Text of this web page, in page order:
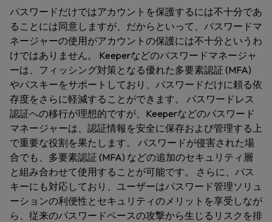
パスワードだけではアカウントを保護するには不十分であ
ることには同意しますが、だからといって、パスワードマ
ネージャーの使用がアカウントの保護には不十分というわ
けではありません。 Keeperなどのパスワードマネージャ
ーは、フィッシング対策となる優れた多要素認証 (MFA)
やパスキーをサポートしており、パスワードだけに頼る依
存度をさらに軽減することができます。 パスワードレス
認証への移行が理想的ですが、Keeperなどのパスワード
マネージャーは、認証情報を安全に保存および管理する上
で重要な役割を果たします。 パスワードが侵害された場
合でも、多要素認証 (MFA) などの追加のセキュリティ層
と組み合わせて使用することが可能です。 さらに、パス
キーにも対応しており、ユーザーはパスワード管理ソリュ
ーションの利便性とセキュリティのメリットを享受しなが
ら、従来のパスワードベースの攻撃から生じるリスクを排